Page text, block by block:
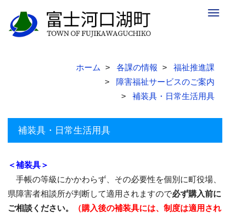
ホーム 各課の情報
福祉推進課
障害福祉サービスのご案内
補装具・日常生活用具
補装具・日常生活用具
＜補装具＞
手帳の等級にかかわらず、その必要性を個別に町役場、
県障害者相談所が判断して適用されますので必ず購入前に
ご相談ください。
（購入後の補装具には、制度は適用され